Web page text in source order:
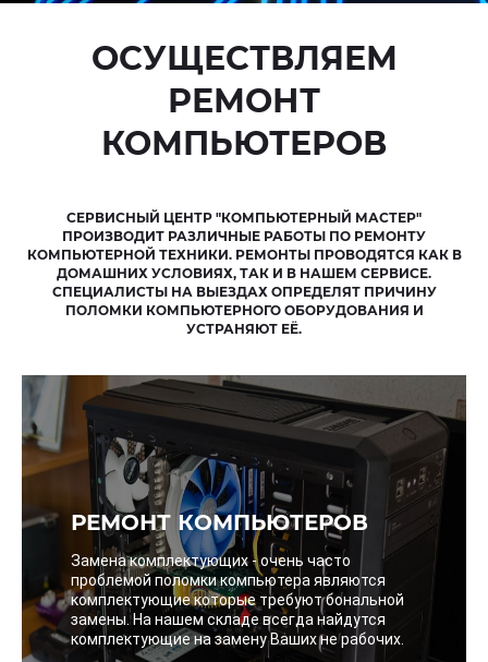
ОСУЩЕСТВЛЯЕМ
РЕМОНТ
КОМПЬЮТЕРОВ
СЕРВИСНЫЙ ЦЕНТР "КОМПЬЮТЕРНЫЙ МАСТЕР"
ПРОИЗВОДИТ РАЗЛИЧНЫЕ РАБОТЫ ПО РЕМОНТУ
КОМПЬЮТЕРНОЙ ТЕХНИКИ. РЕМОНТЫ ПРОВОДЯТСЯ КАК В
ДОМАШНИХ УСЛОВИЯХ, ТАК И В НАШЕМ СЕРВИСЕ.
СПЕЦИАЛИСТЫ НА ВЫЕЗДАХ ОПРЕДЕЛЯТ ПРИЧИНУ
ПОЛОМКИ КОМПЬЮТЕРНОГО ОБОРУДОВАНИЯ И
УСТРАНЯЮТ ЕЁ.
РЕМОНТ КОМПЬЮТЕРОВ
Замена комплектующих - очень часто
проблемой поломки компьютера являются
комплектующие которые требуют бональной
замены. На нашем складе всегда найдутся
комплектующие на замену Ваших не рабочих.